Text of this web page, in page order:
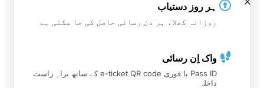
ہر روز دستیاب
روزانہ کھلا، ہر دن رسائی حاصل کی جا سکتی ہے
واک اِن رسائی
Pass ID یا فوری e-ticket QR code کے ساتھ براہِ راست
داخلہ